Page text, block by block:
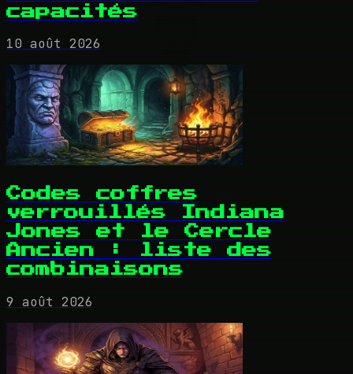
capacités
10 août 2026
Codes coffres
verrouillés Indiana
Jones et le Cercle
Ancien : liste des
combinaisons
9 août 2026